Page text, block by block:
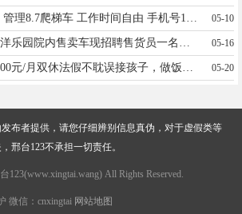
05-10
05-16
05-20
布者提供，请您仔细辨别信息真伪，对于虚假类等
邢台123不承担一切责任。
123(www.xingtai.wang) All Rights Reserved.
微信：cnxingtai 网站地图